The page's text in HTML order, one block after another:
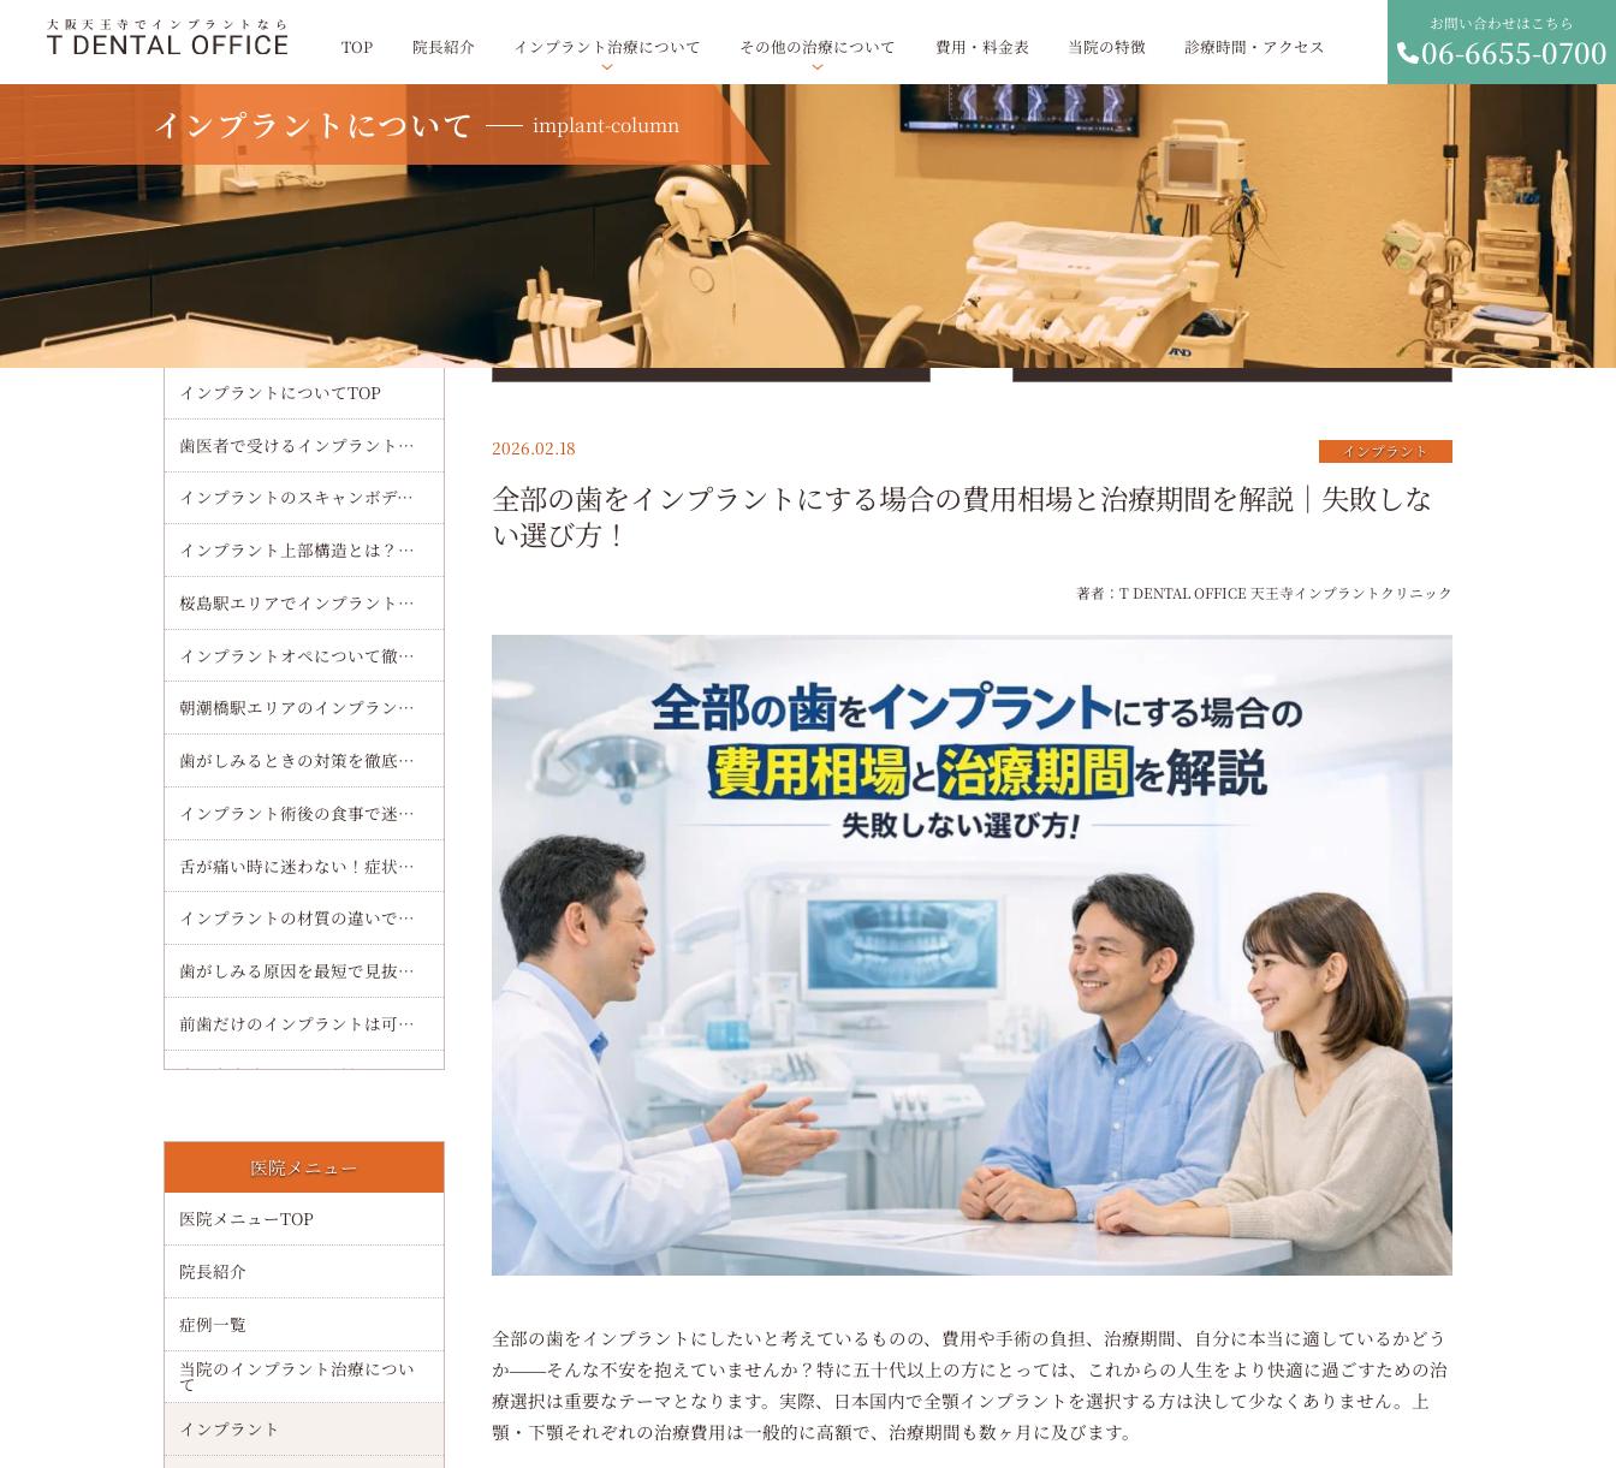
大阪天王寺でインプラントなら
TOP 院長紹介 インプラント治療について その他の治療について 費用・料金表 当院の特徴 診療時間・アクセス
インプラントについて implant-column
TOP インプラントについて 全部の歯をインプラントにする場合の費用相場と治療期間を解説｜失敗しない選び方！
カ
テ
ゴ
選
択
ア
ー
カ
択
2026.02.18 インプラント
全部の歯をインプラントにする場合の費用相場と治療期間を解説｜失敗しな
い選び方！
著者：T DENTAL OFFICE 天王寺インプラントクリニック
全部の歯をインプラントにしたいと考えているものの、費用や手術の負担、治療期間、自分に本当に適しているかどう
か――そんな不安を抱えていませんか？特に五十代以上の方にとっては、これからの人生をより快適に過ごすための治
療選択は重要なテーマとなります。実際、日本国内で全顎インプラントを選択する方は決して少なくありません。上
顎・下顎それぞれの治療費用は一般的に高額で、治療期間も数ヶ月に及びます。
医院メニュー
医院メニューTOP
院長紹介
症例一覧
当院のインプラント治療につい
て
インプラント
インプラントについて
インプラントについてTOP
歯医者で受けるインプラント治療の流れ・費用・術後ケアまで初心者向けに徹底解説
インプラントのスキャンボディで精度を極める最新ワークフローと選び方
インプラント上部構造とは？種類・素材・費用・交換時期までわかりやすく解説
桜島駅エリアでインプラント（オールオンフォー）治療の魅力を徹底解説
インプラントオペについて徹底解説！流れや痛み・費用まで安心してわかるガイド
朝潮橋駅エリアのインプラント（オールオンフォー）で費用や流れを徹底解説！安心して通院できる秘訣をチェック
歯がしみるときの対策を徹底解説！原因別セルフケアと受診目安を短時間で理解する方法
インプラント術後の食事で迷わない完全ガイド！当日から一週間まで痛みを最小化するコツ
舌が痛い時に迷わない！症状別・部位別の受診ガイドと病院の選び方
インプラントの材質の違いで選ぶ！チタンとジルコニアを徹底比較してあなたに最適な選び方を解説
歯がしみる原因を最短で見抜く！セルフチェックと見逃せないサインを解説
前歯だけのインプラントは可能？費用や期間も徹底解説！失敗を防ぐ選び方のポイント
歯医者麻酔における種類と副作用一覧｜痛みを抑える最新治療と安全な受け方徹底解説
お問い合わせはこちら
06-6655-0700